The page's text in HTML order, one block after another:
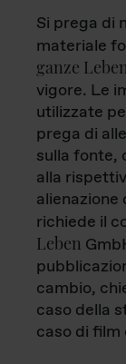
Si prega di
materiale
ganze
vigore. Le
utilizzate
prega di
sulla fonte,
alla
richiede il
Leben
cambio,
caso della
caso di film